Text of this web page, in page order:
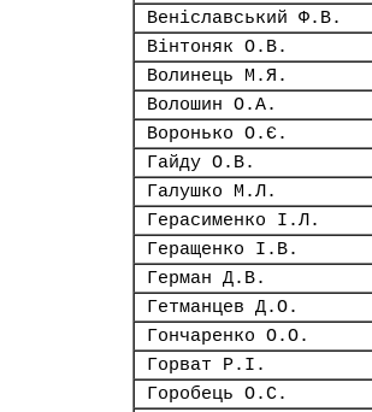
Веніславський Ф.В.
Вінтоняк О.В.
Волинець М.Я.
Волошин О.А.
Воронько О.Є.
Гайду О.В.
Галушко М.Л.
Герасименко І.Л.
Геращенко І.В.
Герман Д.В.
Гетманцев Д.О.
Гончаренко О.О.
Горват Р.І.
Горобець О.С.